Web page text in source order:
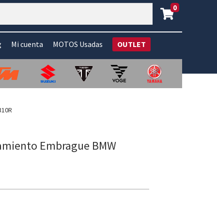
0
Mi cuenta MOTOS Usadas OUTLET
Embrague BMW